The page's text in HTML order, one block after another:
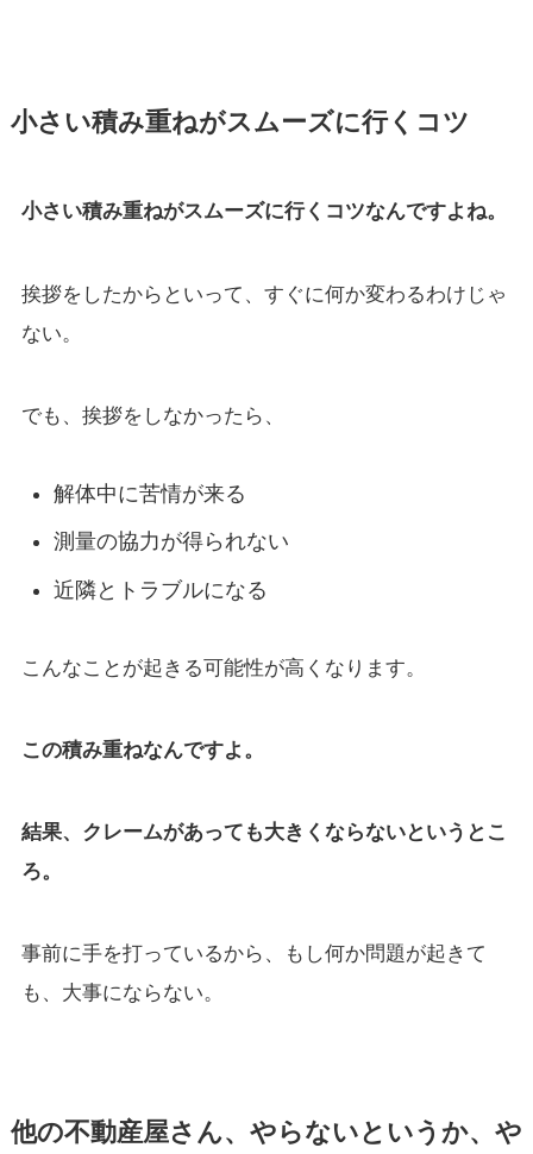
小さい積み重ねがスムーズに行くコツ
小さい積み重ねがスムーズに行くコツなんですよね。
挨拶をしたからといって、すぐに何か変わるわけじゃ
ない。
でも、挨拶をしなかったら、
解体中に苦情が来る
測量の協力が得られない
近隣とトラブルになる
こんなことが起きる可能性が高くなります。
この積み重ねなんですよ。
結果、クレームがあっても大きくならないというとこ
ろ。
事前に手を打っているから、もし何か問題が起きて
も、大事にならない。
他の不動産屋さん、やらないというか、や